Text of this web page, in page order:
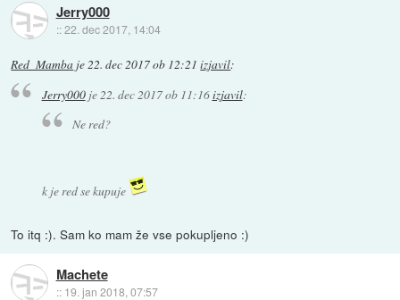
Jerry000
::22. dec 2017, 14:04
Red_Mamba je22. dec 2017 ob 12:21 izjavil:
Jerry000je22. dec 2017 ob 11:16izjavil:
Ne red?
k je red se kupuje
To itq :). Sam ko mam že vse pokupljeno :)
Machete
:: 19. jan 2018, 07:57